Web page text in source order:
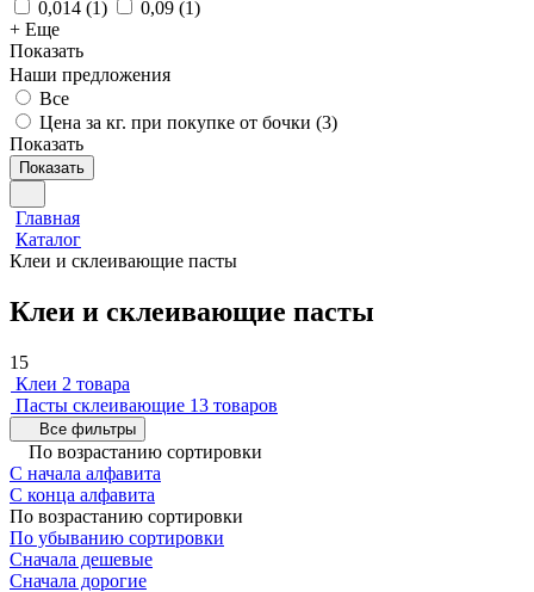
0,014 (1) 0,09 (1)
+ Еще
Показать
Наши предложения
Все
Цена за кг. при покупке от бочки (3)
Показать
Показать
Главная
Каталог
Клеи и склеивающие пасты
Клеи и склеивающие пасты
15
Клеи 2 товара
Пасты склеивающие 13 товаров
Все фильтры
По возрастанию сортировки
С начала алфавита
С конца алфавита
По возрастанию сортировки
По убыванию сортировки
Сначала дешевые
Сначала дорогие